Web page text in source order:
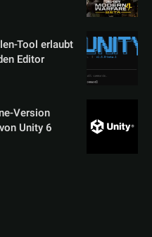
Tool erlaubt
Editor
Version
Unity 6